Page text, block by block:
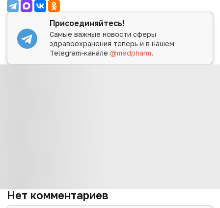
Присоединяйтесь!
Самые важные новости сферы
здравоохранения теперь и в нашем
Telegram-канале@medpharm.
Нет комментариев